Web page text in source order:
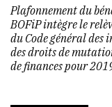
Plafonnement du
BOFiP intègre le
du Code général des
des droits de
de finances pour